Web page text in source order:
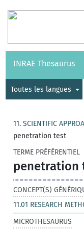
Vocabulaires API
INRAE Thesaurus
Toutes les langues
11. SCIENTIFIC
penetration test
TERME PRÉFÉRENTIEL
penetration
CONCEPT(S)
11.01 RESEARCH
MICROTHESAURUS